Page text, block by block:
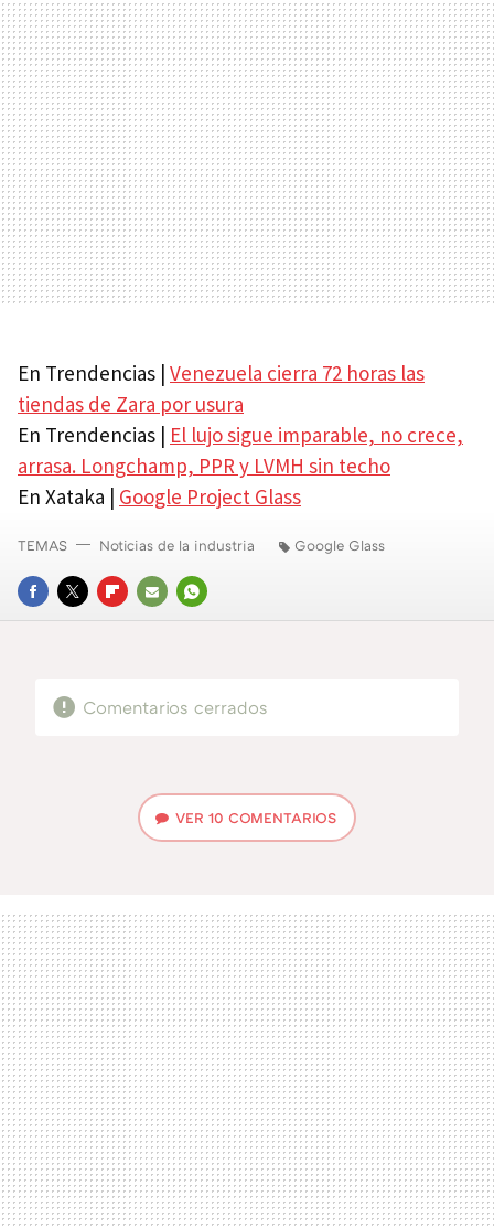
En Trendencias | Venezuela cierra 72 horas las
tiendas de Zara por usura
En Trendencias | El lujo sigue imparable, no crece,
arrasa. Longchamp, PPRy LVMH sin techo
En Xataka | Google Project Glass
FACEBOOK
TWITTERFLIPBOARD
E-
WHATSAPP
TEMAS Noticias de la industria Google Glass
Comentarios cerrados
VER 10 COMENTARIOS